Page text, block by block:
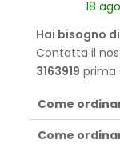
18
Hai bisogno
Contatta il
3163919 prima
Come
Come